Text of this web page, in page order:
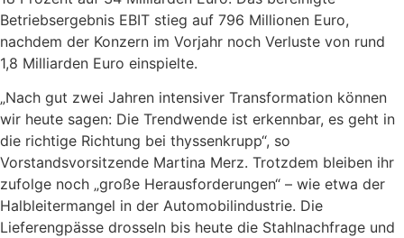
Betriebsergebnis EBIT stieg auf 796 Millionen Euro,
nachdem der Konzern im Vorjahr noch Verluste von rund
1,8 Milliarden Euro einspielte.
„Nach gut zwei Jahren intensiver Transformation können
wir heute sagen: Die Trendwende ist erkennbar, es geht in
die richtige Richtung bei thyssenkrupp“, so
Vorstandsvorsitzende Martina Merz. Trotzdem bleiben ihr
zufolge noch „große Herausforderungen“ – wie etwa der
Halbleitermangel in der Automobilindustrie. Die
Lieferengpässe drosseln bis heute die Stahlnachfrage und